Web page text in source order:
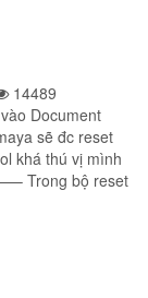
14489
Document
sẽ đc reset
khá thú vị mình
bộ reset
và 2019”